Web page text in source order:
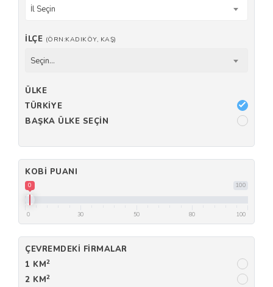
İl Seçin
İLÇE (ÖRN:KADIKÖY, KAŞ)
Seçin...
ÜLKE
TÜRKIYE
BAŞKA ÜLKE SEÇIN
KOBI PUANI
100
0
0 30 50 80 100
ÇEVREMDEKI FIRMALAR
1 KM2
2 KM2